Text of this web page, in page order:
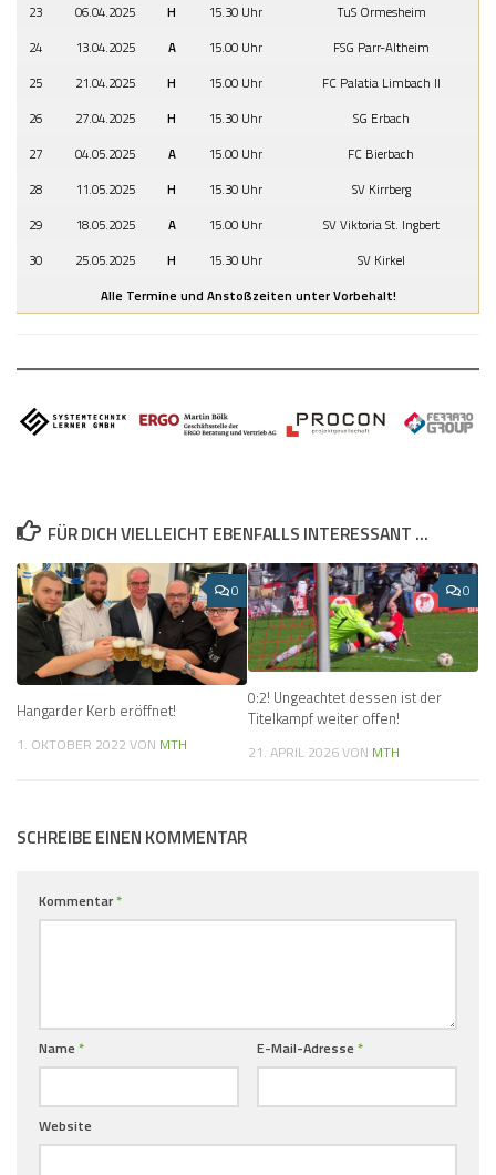
23
06.04.2025 H 15.30 Uhr
TuS Ormesheim
24
13.04.2025 A 15.00 Uhr
FSG Parr-Altheim
25
21.04.2025 H 15.00 Uhr
FC Palatia Limbach II
26
27.04.2025 H 15.30 Uhr
SG Erbach
27
04.05.2025 A 15.00 Uhr
FC Bierbach
28
11.05.2025 H 15.30 Uhr
SV Kirrberg
29
18.05.2025 A 15.00 Uhr
SV Viktoria St. Ingbert
30
25.05.2025 H 15.30 Uhr
SV Kirkel
Alle Termine und Anstoßzeiten unter Vorbehalt!
FÜR DICH VIELLEICHT EBENFALLS INTERESSANT …
0
Hangarder Kerb eröffnet!
1. OKTOBER 2022 VON MTH
0
0:2! Ungeachtet dessen ist der
Titelkampf weiter offen!
21. APRIL 2026VON MTH
SCHREIBE EINEN KOMMENTAR
Kommentar*
Name * E-Mail-Adresse *
Website